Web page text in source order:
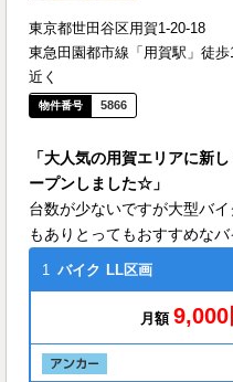
東京都世田谷区用賀1-20-18
東急田園都市線「用賀駅」徒
近く
5866
「大人気の用賀エリアに新
ープンしました☆」
台数が少ないですが大型バ
もありとってもおすすめなバ
1 バイク LL区画
月額 9,000